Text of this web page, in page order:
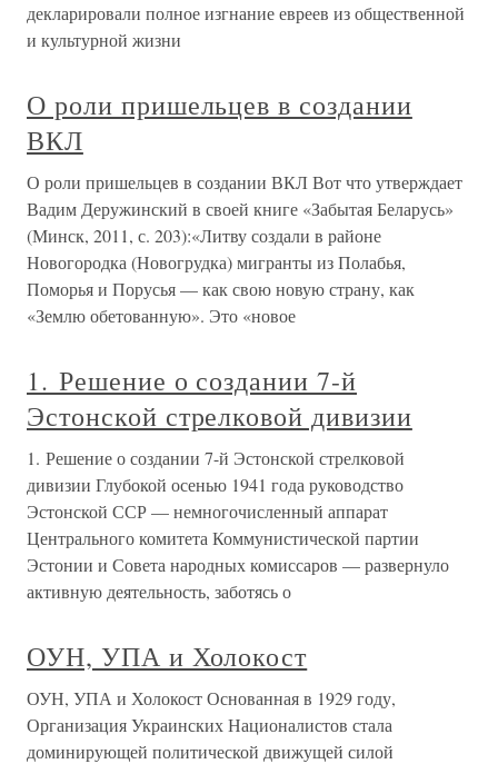
декларировали полное изгнание евреев из общественной
и культурной жизни
О роли пришельцев в создании
ВКЛ
О роли пришельцев в создании ВКЛ Вот что утверждает
Вадим Деружинский в своей книге «Забытая Беларусь»
(Минск, 2011, с. 203):«Литву создали в районе
Новогородка (Новогрудка) мигранты из Полабья,
Поморья и Порусья — как свою новую страну, как
«Землю обетованную». Это «новое
1. Решение о создании 7-й
Эстонской стрелковой дивизии
1. Решение о создании 7-й Эстонской стрелковой
дивизии Глубокой осенью 1941 года руководство
Эстонской ССР — немногочисленный аппарат
Центрального комитета Коммунистической партии
Эстонии и Совета народных комиссаров — развернуло
активную деятельность, заботясь о
ОУН, УПА и Холокост
ОУН, УПА и Холокост Основанная в 1929 году,
Организация Украинских Националистов стала
доминирующей политической движущей силой